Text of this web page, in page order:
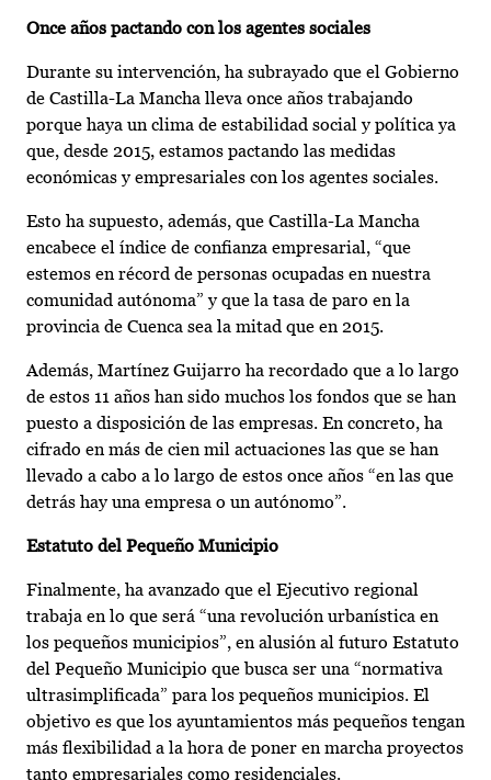
Once años pactando con los agentes sociales
Durante su intervención, ha subrayado que el Gobierno
de Castilla-La Mancha lleva once años trabajando
porque haya un clima de estabilidad social y política ya
que, desde 2015, estamos pactando las medidas
económicas y empresariales con los agentes sociales.
Esto ha supuesto, además, que Castilla-La Mancha
encabece el índice de confianza empresarial, “que
estemos en récord de personas ocupadas en nuestra
comunidad autónoma” y que la tasa de paro en la
provincia de Cuenca sea la mitad que en 2015.
Además, Martínez Guijarro ha recordado que a lo largo
de estos 11 años han sido muchos los fondos que se han
puesto a disposición de las empresas. En concreto, ha
cifrado en más de cien mil actuaciones las que se han
llevado a cabo a lo largo de estos once años “en las que
detrás hay una empresa o un autónomo”.
Estatuto del Pequeño Municipio
Finalmente, ha avanzado que el Ejecutivo regional
trabaja en lo que será “una revolución urbanística en
los pequeños municipios”, en alusión al futuro Estatuto
del Pequeño Municipio que busca ser una “normativa
ultrasimplificada” para los pequeños municipios. El
objetivo es que los ayuntamientos más pequeños tengan
más flexibilidad a la hora de poner en marcha proyectos
tanto empresariales como residenciales.